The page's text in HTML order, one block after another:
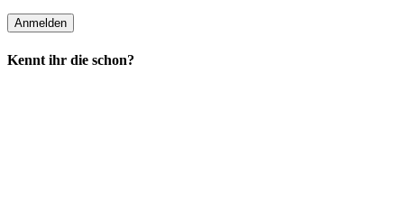
Kennt ihr die schon?